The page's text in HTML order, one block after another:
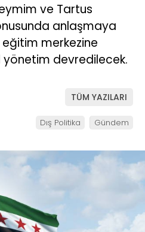
ve Tartus
anlaşmaya
eğitim merkezine
yönetim devredilecek.
TÜM YAZILARI
Dış Politika Gündem